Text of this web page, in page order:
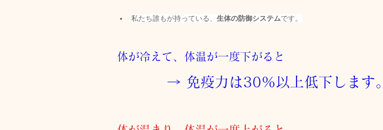
私たち誰もが持っている、 生体の防御システムです。
体が冷えて、体温が一度下がると
→ 免疫力は30%以上低下します。